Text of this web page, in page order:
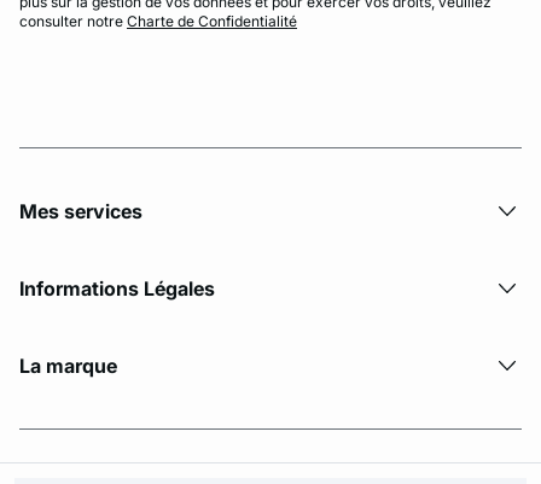
consulter notre Charte de Confidentialité
Mes services
Informations Légales
La marque